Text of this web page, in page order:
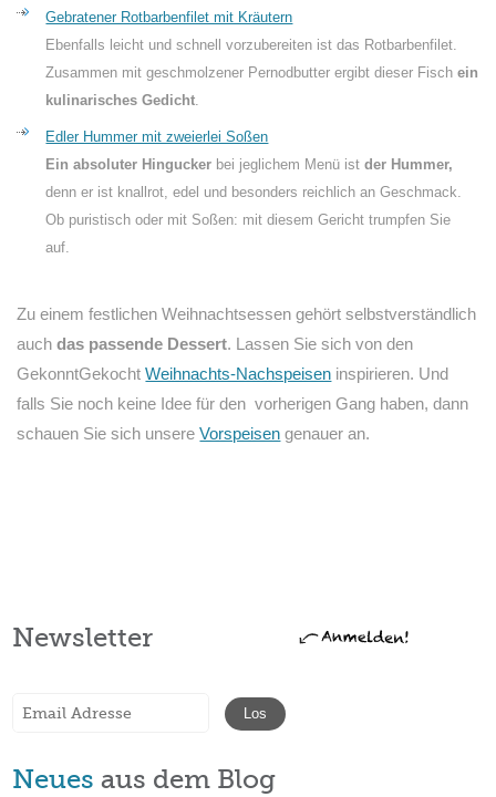
Gebratener Rotbarbenfilet mit Kräutern
Ebenfalls leicht und schnell vorzubereiten ist das Rotbarbenfilet.
Zusammen mit geschmolzener Pernodbutter ergibt dieser Fisch ein
kulinarisches Gedicht.
Edler Hummer mit zweierlei Soßen
Ein absoluter Hingucker bei jeglichem Menü istder Hummer,
denn er ist knallrot, edel und besonders reichlich an Geschmack.
Ob puristisch oder mit Soßen: mit diesem Gericht trumpfen Sie
auf.
Zu einem festlichen Weihnachtsessen gehört selbstverständlich
auch das passende Dessert. Lassen Sie sich von den
GekonntGekochtWeihnachts-Nachspeisen inspirieren. Und
falls Sie noch keine Idee für den vorherigen Gang haben, dann
schauen Sie sich unsereVorspeisen genauer an.
Newsletter
Neues aus dem Blog